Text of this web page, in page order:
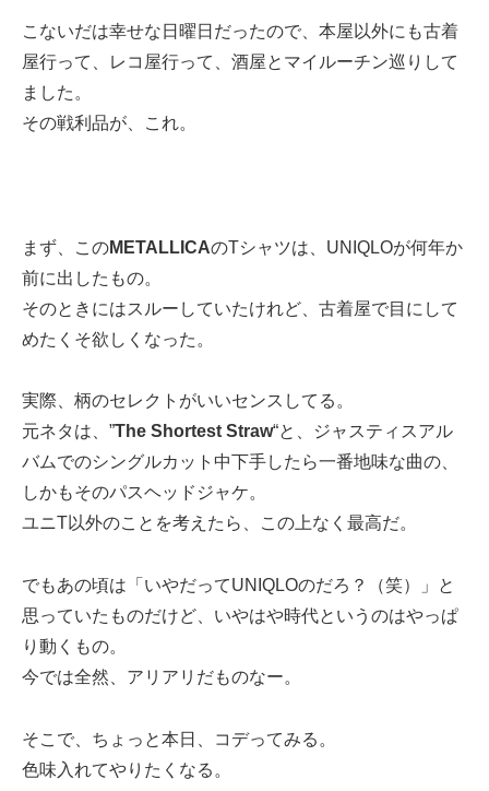
こないだは幸せな日曜日だったので、本屋以外にも古着
屋行って、レコ屋行って、酒屋とマイルーチン巡りして
ました。
その戦利品が、これ。
まず、このMETALLICAのTシャツは、UNIQLOが何年か
前に出したもの。
そのときにはスルーしていたけれど、古着屋で目にして
めたくそ欲しくなった。
実際、柄のセレクトがいいセンスしてる。
元ネタは、”The Shortest Straw“と、ジャスティスアル
バムでのシングルカット中下手したら一番地味な曲の、
しかもそのパスヘッドジャケ。
ユニT以外のことを考えたら、この上なく最高だ。
でもあの頃は「いやだってUNIQLOのだろ？（笑）」と
思っていたものだけど、いやはや時代というのはやっぱ
り動くもの。
今では全然、アリアリだものなー。
そこで、ちょっと本日、コデってみる。
色味入れてやりたくなる。